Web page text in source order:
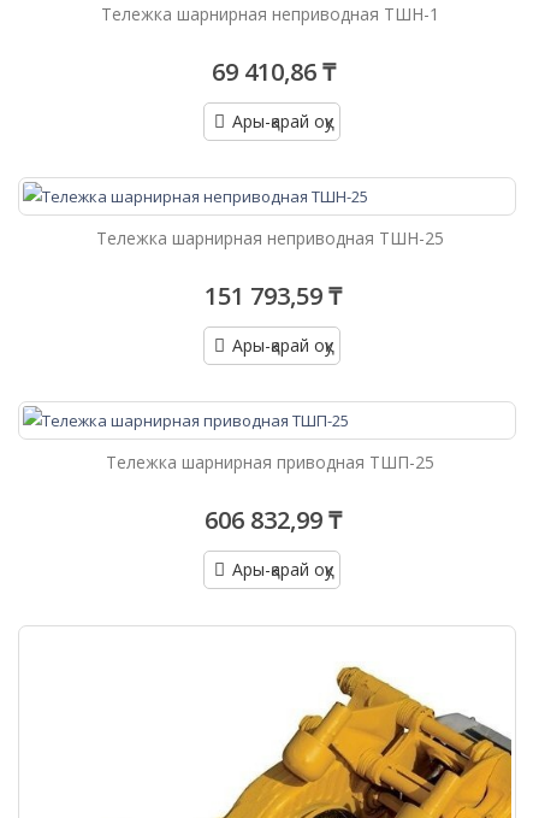
Тележка шарнирная неприводная ТШН-1
69 410,86 ₸
Ары-қарай оқу
Тележка шарнирная неприводная ТШН-25
151 793,59 ₸
Ары-қарай оқу
Тележка шарнирная приводная ТШП-25
606 832,99 ₸
Ары-қарай оқу